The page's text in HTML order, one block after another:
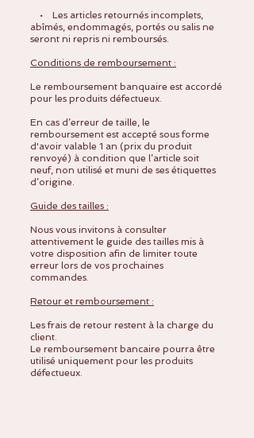
• Les articles retournés incomplets,
abîmés, endommagés, portés ou salis ne
seront ni repris ni remboursés.
Conditions de remboursement :
Le remboursement banquaire est accordé
pour les produits défectueux.
En cas d’erreur de taille, le
remboursement est accepté sous forme
d'avoir valable 1 an (prix du produit
renvoyé) à condition que l’article soit
neuf, non utilisé et muni de ses étiquettes
d’origine.
Guide des tailles :
Nous vous invitons à consulter
attentivement le guide des tailles mis à
votre disposition afin de limiter toute
erreur lors de vos prochaines
commandes.
Retour et remboursement :
Les frais de retour restent à la charge du
client.
Le remboursement bancaire pourra être
utilisé uniquement pour les produits
défectueux.